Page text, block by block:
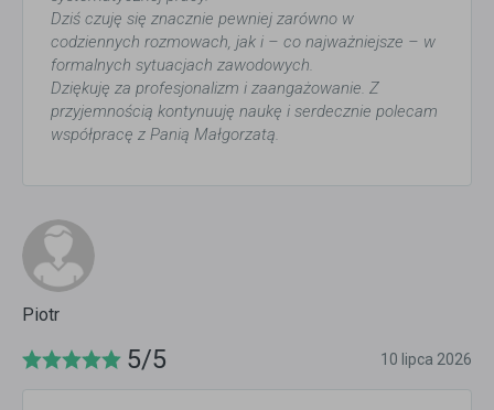
Dziś czuję się znacznie pewniej zarówno w
codziennych rozmowach, jak i – co najważniejsze – w
formalnych sytuacjach zawodowych.
Dziękuję za profesjonalizm i zaangażowanie. Z
przyjemnością kontynuuję naukę i serdecznie polecam
współpracę z Panią Małgorzatą.
Piotr
5/5 10 lipca 2026